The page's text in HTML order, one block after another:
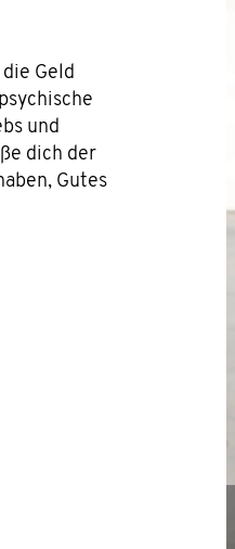
Geld
und
dich der
Gutes